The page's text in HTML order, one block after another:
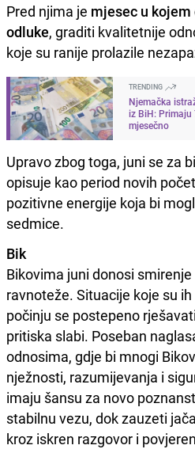
Pred njima je mjesec u
odluke, graditi kvalitetnije
koje su ranije prolazile
TRENDING
Njemačka
iz BiH:
mjesečno
Upravo zbog toga, juni se za
opisuje kao period novih
pozitivne energije koja bi
sedmice.
Bik
Bikovima juni donosi
ravnoteže. Situacije koje su
počinju se postepeno
pritiska slabi. Poseban
odnosima, gdje bi mnogi
nježnosti, razumijevanja i
imaju šansu za novo
stabilnu vezu, dok zauzeti
kroz iskren razgovor i